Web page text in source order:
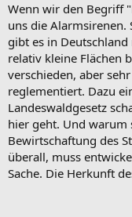
Wenn wir den Begriff
uns die Alarmsirenen.
gibt es in
relativ kleine Flächen
verschieden, aber
reglementiert. Dazu
Landeswaldgesetz
hier geht. Und
Bewirtschaftung des
überall, muss
Sache. Die Herkunft